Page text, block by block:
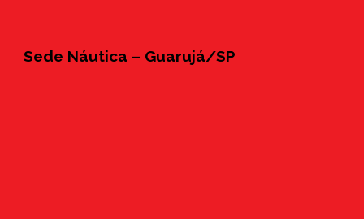
Sede Náutica – Guarujá/SP